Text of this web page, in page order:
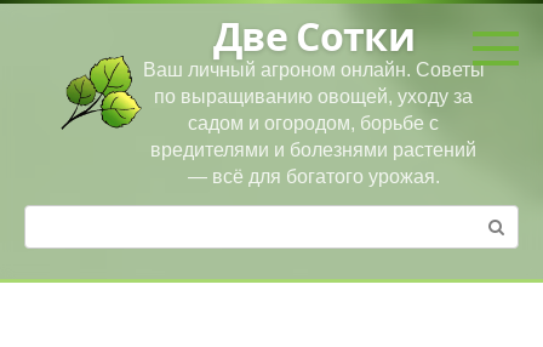
Перейти
Две Сотки
Ваш личный агроном онлайн. Советы
по выращиванию овощей, уходу за
садом и огородом, борьбе с
вредителями и болезнями растений
— всё для богатого урожая.
Поиск: